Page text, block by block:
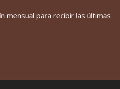
mensual para recibir las últimas